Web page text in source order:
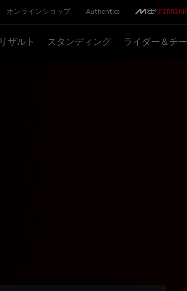
オンラインショップ Authentics
リザルト スタンディング ライダー＆チ